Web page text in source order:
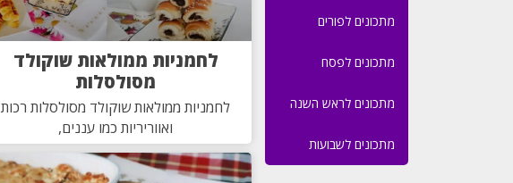
מתכונים לפורים
מתכונים לפסח
מתכונים לראש השנה
מתכונים לשבועות
לחמניות ממולאות שוקולד
מסולסלות
לחמניות ממולאות שוקולד מסולסלות רכות
ואווריריות כמו עננים,